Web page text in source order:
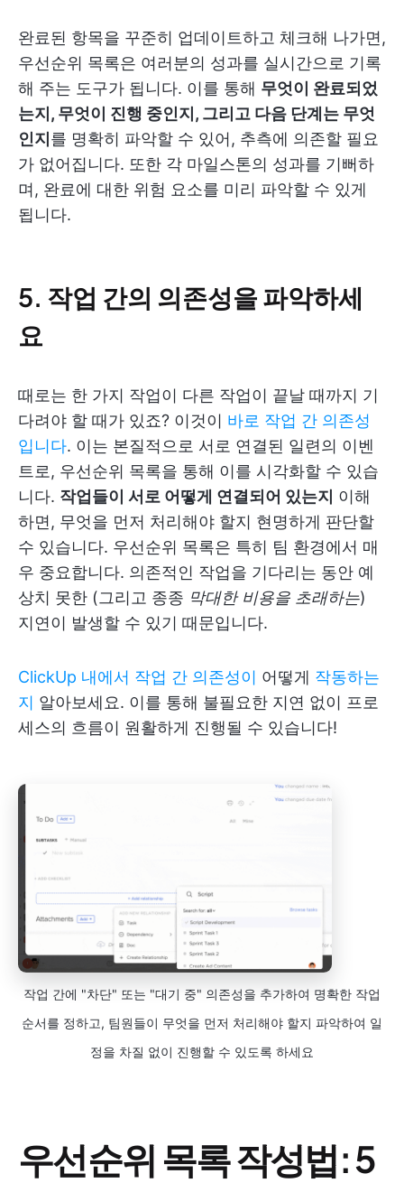
완료된 항목을 꾸준히 업데이트하고 체크해 나가면,
우선순위 목록은 여러분의 성과를 실시간으로 기록
해 주는 도구가 됩니다. 이를 통해 무엇이 완료되었
는지, 무엇이 진행 중인지, 그리고 다음 단계는 무엇
인지 를 명확히 파악할 수 있어, 추측에 의존할 필요
가 없어집니다. 또한 각 마일스톤의 성과를 기뻐하
며, 완료에 대한 위험 요소를 미리 파악할 수 있게
됩니다.
5. 작업 간의 의존성을 파악하세
요
때로는 한 가지 작업이 다른 작업이 끝날 때까지 기
다려야 할 때가 있죠? 이것이 바로 작업 간 의존성
입니다. 이는 본질적으로 서로 연결된 일련의 이벤
트로, 우선순위 목록을 통해 이를 시각화할 수 있습
니다. 작업들이 서로 어떻게 연결되어 있는지 이해
하면, 무엇을 먼저 처리해야 할지 현명하게 판단할
수 있습니다. 우선순위 목록은 특히 팀 환경에서 매
우 중요합니다. 의존적인 작업을 기다리는 동안 예
상치 못한 (그리고 종종 막대한 비용을 초래하는)
지연이 발생할 수 있기 때문입니다.
ClickUp 내에서 작업 간 의존성이 어떻게 작동하는
지 알아보세요. 이를 통해 불필요한 지연 없이 프로
세스의 흐름이 원활하게 진행될 수 있습니다!
작업 간에 "차단" 또는 "대기 중" 의존성을 추가하여 명확한 작업
순서를 정하고, 팀원들이 무엇을 먼저 처리해야 할지 파악하여 일
정을 차질 없이 진행할 수 있도록 하세요
우선순위 목록 작성법: 5